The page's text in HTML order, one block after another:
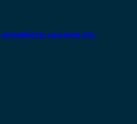
ερώτηση σας.